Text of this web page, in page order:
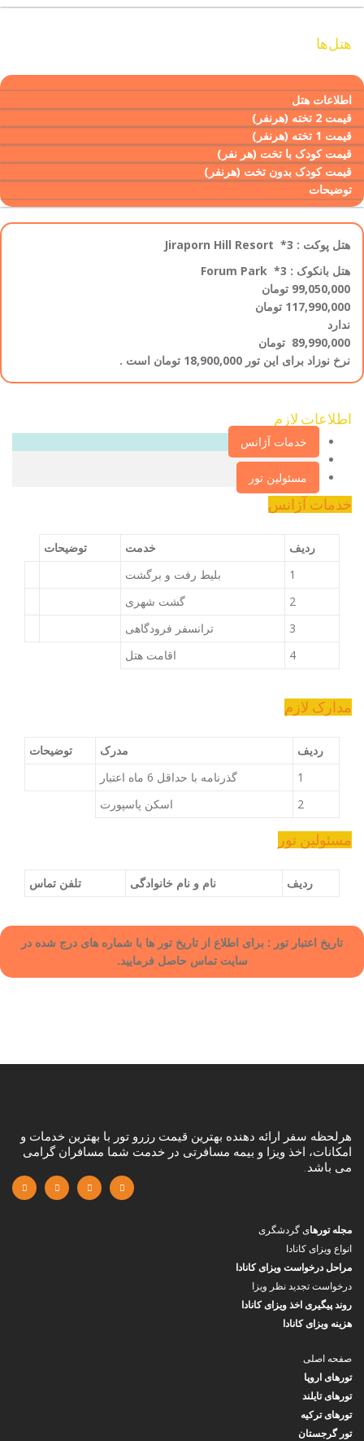
هتل‌ها
اطلاعات هتل
قیمت 2 تخته (هرنفر)
قیمت 1 تخته (هرنفر)
قیمت کودک با تخت (هر نفر)
قیمت کودک بدون تخت (هرنفر)
توضیحات
هتل پوکت : Jiraporn Hill Resort *3
هتل بانکوک : Forum Park *3
99,050,000 تومان
117,990,000 تومان
ندارد
89,990,000 تومان
نرخ نوزاد برای این تور 18,900,000 تومان است .
اطلاعات لازم‌
خدمات آژانس
مسئولین تور
خدمات آژانس
ردیف خدمت
توضیحات
1
بلیط رفت و برگشت
2
گشت شهری
3
ترانسفر فرودگاهی
4
اقامت هتل
مدارک لازم
ردیف مدرک
توضیحات
1
گذرنامه با حداقل 6 ماه اعتبار
2
اسکن پاسپورت
مسئولین تور
ردیف نام و نام خانوادگی تلفن تماس
تاریخ اعتبار تور : برای اطلاع از تاریخ تور ها با شماره های درج شده در
سایت تماس حاصل فرمایید.
هرلحظه سفر ارائه دهنده بهترین قیمت رزرو تور با بهترین خدمات و
امکانات، اخذ ویزا و بیمه مسافرتی در خدمت شما مسافران گرامی
می باشد.
مجله تورهای گردشگری
انواع ویزای کانادا
مراحل درخواست ویزای کانادا
درخواست تجدید نظر ویزا
روند پیگیری اخذ ویزای کانادا
هزینه ویزای کانادا
صفحه اصلی
تورهای اروپا
تورهای تایلند
تورهای ترکیه
تور گرجستان